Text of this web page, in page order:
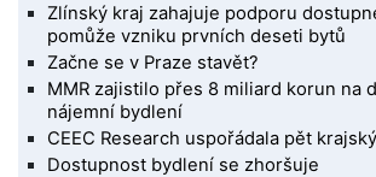
Zlínský kraj zahajuje podporu
pomůže vzniku prvních deseti bytů
Začne se v Praze stavět?
MMR zajistilo přes 8 miliard korun na
nájemní bydlení
CEEC Research uspořádala pět
Dostupnost bydlení se zhoršuje